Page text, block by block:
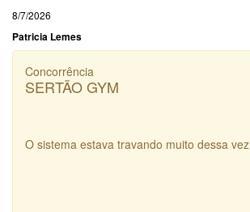
8/7/2026
Patricia Lemes
Concorrência
SERTÃO GYM
O sistema estava travando muito dessa vez